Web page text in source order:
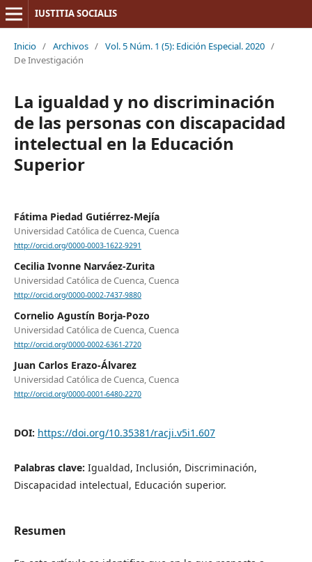
IUSTITIA SOCIALIS
Inicio / Archivos / Vol. 5 Núm. 1 (5): Edición Especial. 2020 /
De Investigación
La igualdad y no discriminación
de las personas con discapacidad
intelectual en la Educación
Superior
Fátima Piedad Gutiérrez-Mejía
Universidad Católica de Cuenca, Cuenca
http://orcid.org/0000-0003-1622-9291
Cecilia Ivonne Narváez-Zurita
Universidad Católica de Cuenca, Cuenca
http://orcid.org/0000-0002-7437-9880
Cornelio Agustín Borja-Pozo
Universidad Católica de Cuenca, Cuenca
http://orcid.org/0000-0002-6361-2720
Juan Carlos Erazo-Álvarez
Universidad Católica de Cuenca, Cuenca
http://orcid.org/0000-0001-6480-2270
DOI: https://doi.org/10.35381/racji.v5i1.607
Palabras clave: Igualdad, Inclusión, Discriminación,
Discapacidad intelectual, Educación superior.
Resumen